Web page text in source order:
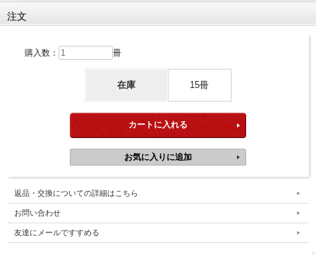
注文
購入数： 冊
在庫 15冊
返品・交換についての詳細はこちら
お問い合わせ
友達にメールですすめる